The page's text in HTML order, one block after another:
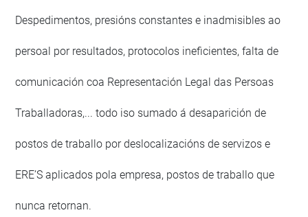
Despedimentos, presións constantes e inadmisibles ao
persoal por resultados, protocolos ineficientes, falta de
comunicación coa Representación Legal das Persoas
Traballadoras,... todo iso sumado á desaparición de
postos de traballo por deslocalizacións de servizos e
ERE’S aplicados pola empresa, postos de traballo que
nunca retornan.